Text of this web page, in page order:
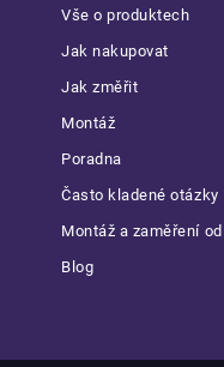
Vše o produktech
Jak nakupovat
Jak změřit
Montáž
Poradna
Často kladené otázky
Montáž a zaměření od
Blog